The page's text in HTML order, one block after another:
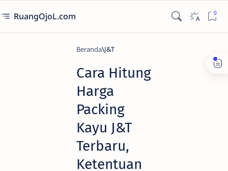
RuangOjoL.com
Beranda J&T
Cara Hitung
Harga
Packing
Kayu J&T
Terbaru,
Ketentuan